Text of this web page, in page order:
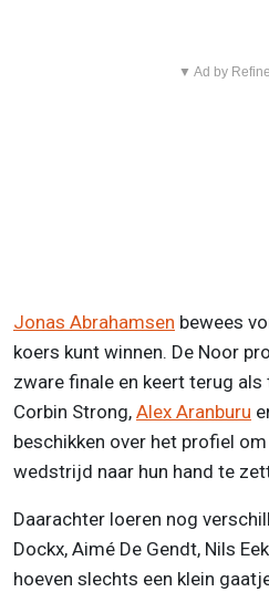
▼ Ad by
Jonas Abrahamsen bewees
koers kunt winnen. De Noor
zware finale en keert terug
Corbin Strong, Alex Aranburu
beschikken over het profiel
wedstrijd naar hun hand te
Daarachter loeren nog
Dockx, Aimé De Gendt, Nils
hoeven slechts een klein